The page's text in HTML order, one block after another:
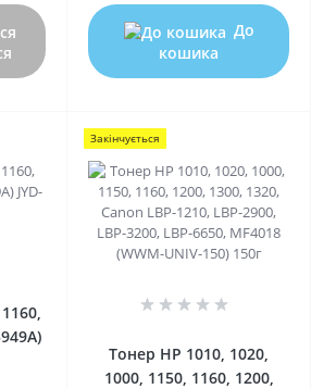
До
кошика
Закінчується
Тонер HP 1010, 1020,
1000, 1150, 1160, 1200,